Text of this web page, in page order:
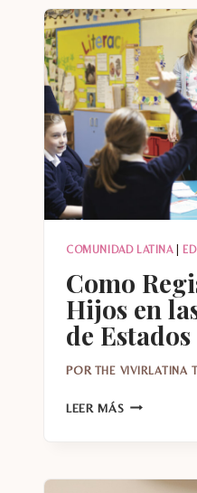
EN
ESTADOS
UNIDOS
COMUNIDAD LATINA|
Como
Hijos en
de
POR THE VIVIRLATINA
LEER MÁS COMO
HIJOS